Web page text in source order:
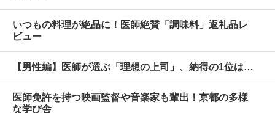
いつもの料理が絶品に！医師絶賛「調味料」返礼品レ
ビュー
【男性編】医師が選ぶ「理想の上司」、納得の1位は…
医師免許を持つ映画監督や音楽家も輩出！京都の多様
な学び舎